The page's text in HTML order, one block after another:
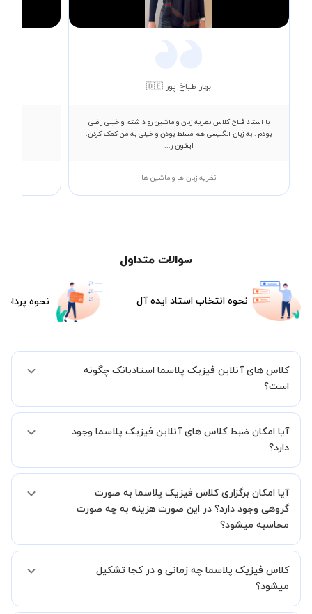
Video
بهار طباخ پور 🇩🇪
با استاد فلاح کلاس نظریه زبان و ماشین رو داشتم و خیلی راضی
بودم . به زبان انگلیسی هم مسلط بودن و خیلی به من کمک کردن.
ایشون ر...
نظریه زبان ها و ماشین ها
سوالات متداول
نحوه انتخاب استاد ایده آل نحوه
کلاس های آنلاین فیزیک پلاسما استادبانک چگونه
است؟
شما میدهیم که استاد شما پیش از جلسه تمامی موارد لازم برای برگزاری
یک کلاس آنلاین با کیفیت و مفید را به شما توضیح خواهند داد.
آیا امکان ضبط کلاس های آنلاین فیزیک پلاسما وجود
دارد؟
کنید.
آیا امکان برگزاری کلاس فیزیک پلاسما به صورت
گروهی وجود دارد؟ در این صورت هزینه به چه صورت
محاسبه میشود؟
صورتیکه مایل هستید کلاس ها را در کنار دوستان و یا آشنایان خود به
صورت گروهی برگزار کنید، این امکان وجود دارد. در این حالت، به ازای هر
کلاس فیزیک پلاسما چه زمانی و در کجا تشکیل
میشود؟